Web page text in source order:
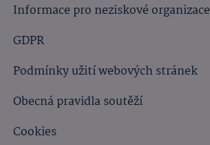
Informace pro neziskové organizace
GDPR
Podmínky užití webových stránek
Obecná pravidla soutěží
Cookies